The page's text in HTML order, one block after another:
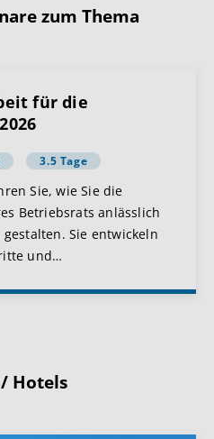
zum Thema
für die
3.5 Tage
Sie, wie Sie die
Betriebsrats anlässlich
Sie entwickeln
und…
Hotels